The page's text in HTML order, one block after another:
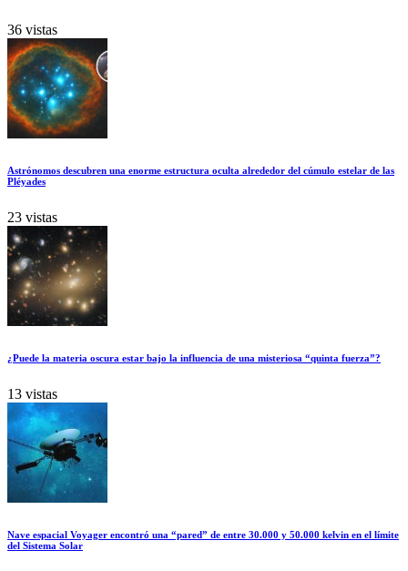
36 vistas
Astrónomos descubren una enorme estructura oculta alrededor del cúmulo estelar de las
Pléyades
23 vistas
¿Puede la materia oscura estar bajo la influencia de una misteriosa “quinta fuerza”?
13 vistas
Nave espacial Voyager encontró una “pared” de entre 30.000 y 50.000 kelvin en el límite
del Sistema Solar